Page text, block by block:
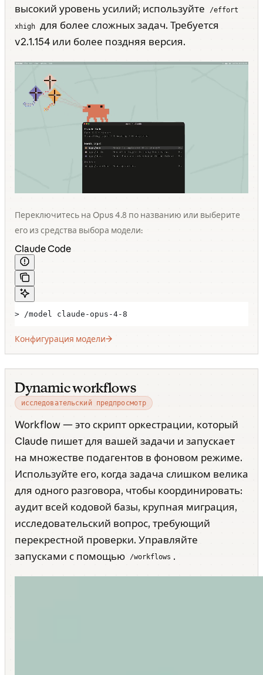
высокий уровень усилий; используйте
/effort
xhigh для более сложных задач. Требуется
v2.1.154 или более поздняя версия.
Переключитесь на Opus 4.8 по названию или выберите
его из средства выбора модели:
Claude Code
> /model claude-opus-4-8
Конфигурация модели
Dynamic workflows
исследовательский предпросмотр
Workflow — это скрипт оркестрации, который
Claude пишет для вашей задачи и запускает
на множестве подагентов в фоновом режиме.
Используйте его, когда задача слишком велика
для одного разговора, чтобы координировать:
аудит всей кодовой базы, крупная миграция,
исследовательский вопрос, требующий
перекрестной проверки. Управляйте
запусками с помощью
/workflows .